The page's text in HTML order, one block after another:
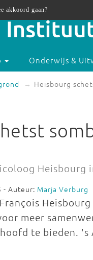
Onderwijs &
Heisbourg
Heisbourg
- Auteur: Marja Verburg
meer
te bieden. 's
akkoord gaan?